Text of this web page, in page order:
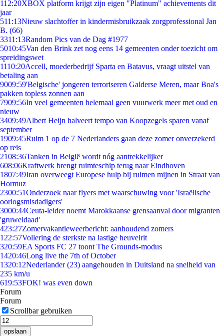
112:20XBOX platform krijgt zijn eigen "Platinum" achievements dit
jaar
511:13Nieuw slachtoffer in kindermisbruikzaak zorgprofessional Jan
B. (66)
3311:13Random Pics van de Dag #1977
5010:45Van den Brink zet nog eens 14 gemeenten onder toezicht om
spreidingswet
1110:20Accell, moederbedrijf Sparta en Batavus, vraagt uitstel van
betaling aan
9009:59'Belgische' jongeren terroriseren Galderse Meren, maar Boa's
pakken topless zonnen aan
7909:56In veel gemeenten helemaal geen vuurwerk meer met oud en
nieuw
3409:49Albert Heijn halveert tempo van Koopzegels sparen vanaf
september
1909:45Ruim 1 op de 7 Nederlanders gaan deze zomer onverzekerd
op reis
2108:36Tanken in België wordt nóg aantrekkelijker
608:06Kraftwerk brengt ruimteschip terug naar Eindhoven
1807:49Iran overweegt Europese hulp bij ruimen mijnen in Straat van
Hormuz
2300:51Onderzoek naar flyers met waarschuwing voor 'Israëlische
oorlogsmisdadigers'
3000:44Ceuta-leider noemt Marokkaanse grensaanval door migranten
'gruweldaad'
423:27Zomervakantieweerbericht: aanhoudend zomers
1 22:57Vollering de sterkste na lastige heuvelrit
320:59EA Sports FC 27 toont The Grounds-modus
1420:46Long live the 7th of October
1320:12Nederlander (23) aangehouden in Duitsland na snelheid van
235 km/u
619:53FOK! was even down
Forum
Forum
Scrollbar gebruiken
opslaan